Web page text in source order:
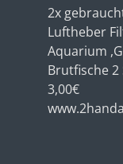
2x
Luftheber
Aquarium
Brutfische 2
3,00€